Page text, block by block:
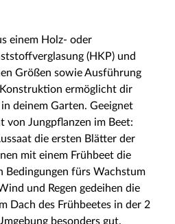
einem Holz- oder
(HKP) und
Größen sowie Ausführung
ermöglicht dir
deinem Garten. Geeignet
von Jungpflanzen im Beet:
die ersten Blätter der
mit einem Frühbeet die
Bedingungen fürs Wachstum
und Regen gedeihen die
Dach des Frühbeetes in der 2
besonders gut.